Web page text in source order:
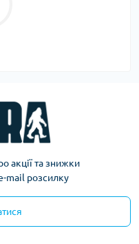
акції та знижки
mail розсилку